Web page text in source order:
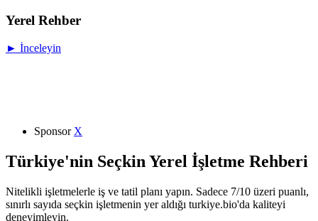
Yerel Rehber
► İnceleyin
Sponsor X
Türkiye'nin Seçkin Yerel İşletme Rehberi
Nitelikli işletmelerle iş ve tatil planı yapın. Sadece 7/10 üzeri puanlı,
sınırlı sayıda seçkin işletmenin yer aldığı turkiye.bio'da kaliteyi
deneyimleyin.